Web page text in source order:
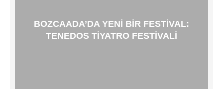
BOZCAADA’DA YENI BIR FESTIVAL:
TENEDOS TIYATRO FESTIVALI